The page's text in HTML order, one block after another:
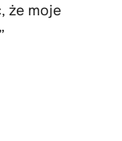
że moje